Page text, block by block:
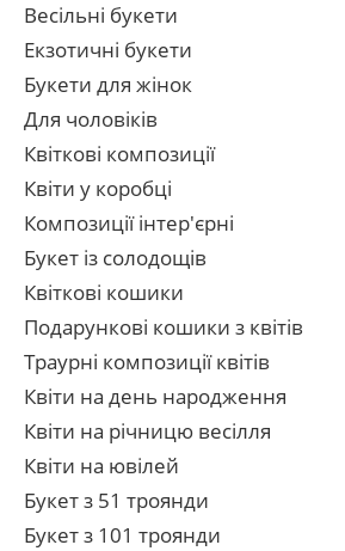
Весільні букети
Екзотичні букети
Букети для жінок
Для чоловіків
Квіткові композиції
Квіти у коробці
Композиції інтер'єрні
Букет із солодощів
Квіткові кошики
Подарункові кошики з квітів
Траурні композиції квітів
Квіти на день народження
Квіти на річницю весілля
Квіти на ювілей
Букет з 51 троянди
Букет з 101 троянди